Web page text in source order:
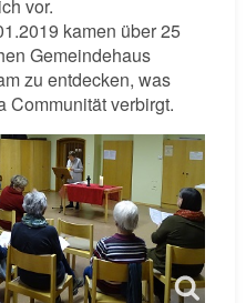
vor.
kamen über 25
Gemeindehaus
zu entdecken, was
Communität verbirgt.